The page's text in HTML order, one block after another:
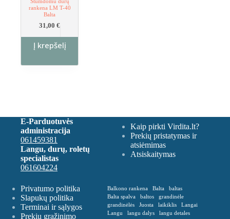
rankena LM T-40
Balta
31,00€
Į krepšelį
E-Parduotuvės
administracija
061459381
Langu, durų, roletų
specialistas
061604224
Kaip pirkti Virdita.lt?
Prekių pristatymas ir
atsiėmimas
Atsiskaitymas
Privatumo politika
Slapukų politika
Terminai ir sąlygos
Prekių grąžinimo
Balkono rankena Balta
baltas
Balta spalva
baltos
grandinėle
grandinėlės
Juosta laikiklis
Langai
Langu
langu dalys
langu detales